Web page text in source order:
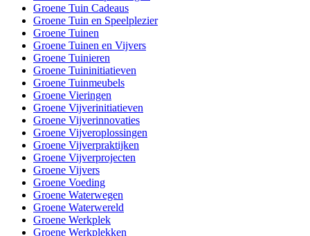
Groene Tuin Cadeaus
Groene Tuin en Speelplezier
Groene Tuinen
Groene Tuinen en Vijvers
Groene Tuinieren
Groene Tuininitiatieven
Groene Tuinmeubels
Groene Vieringen
Groene Vijverinitiatieven
Groene Vijverinnovaties
Groene Vijveroplossingen
Groene Vijverpraktijken
Groene Vijverprojecten
Groene Vijvers
Groene Voeding
Groene Waterwegen
Groene Waterwereld
Groene Werkplek
Groene Werkplekken